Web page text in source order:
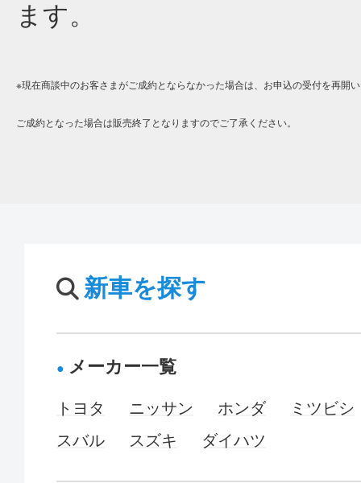
ます。
※現在商談中のお客さまがご成約とならなかった場合は、お申込の受付を再開
ご成約となった場合は販売終了となりますのでご了承ください。
新車を探す
メーカー一覧
トヨタ ニッサン ホンダ
ミツビシ
スバル
スズキ ダイハツ